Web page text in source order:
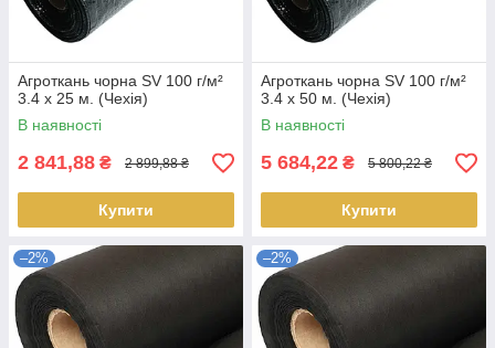
Агроткань чорна SV 100 г/м²
3.4 х 25 м. (Чехія)
В наявності
2 841,88 ₴ 2 899,88 ₴
Купити
Агроткань чорна SV 100 г/м²
3.4 х 50 м. (Чехія)
В наявності
5 684,22 ₴ 5 800,22 ₴
Купити
–2% –2%